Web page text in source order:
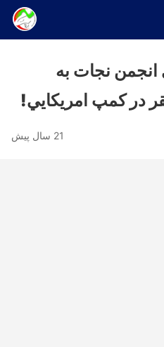
انجمن نجات به
در كمپ امريكايي!
21 سال پیش